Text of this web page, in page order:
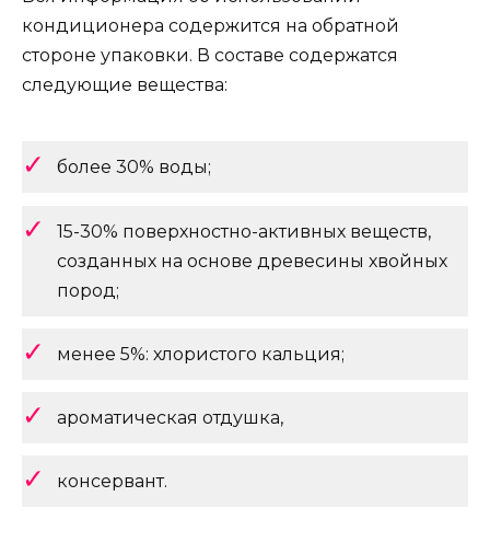
кондиционера содержится на обратной
стороне упаковки. В составе содержатся
следующие вещества:
более 30% воды;
15-30% поверхностно-активных веществ,
созданных на основе древесины хвойных
пород;
менее 5%: хлористого кальция;
ароматическая отдушка,
консервант.